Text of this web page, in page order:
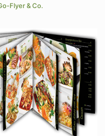
Flyer & Co.